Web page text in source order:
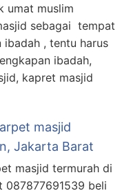
umat muslim
sebagai tempat
ibadah , tentu harus
ibadah,
kapret masjid
masjid
Jakarta Barat
masjid termurah di
087877691539 beli